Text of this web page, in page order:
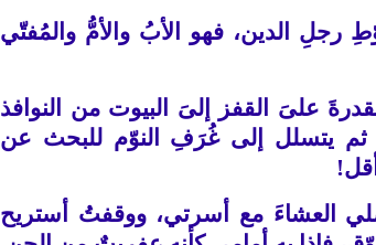
الدين، فهو الأبُ والأمُّ والمُفتّي
علىَ القفز إلىَ البيوت من النوافذ
ثم يتسلل إلى غُرَفِ النوّم للبحث عن
!
العشاءَ مع أسرتي، ووقفتُ أستريح